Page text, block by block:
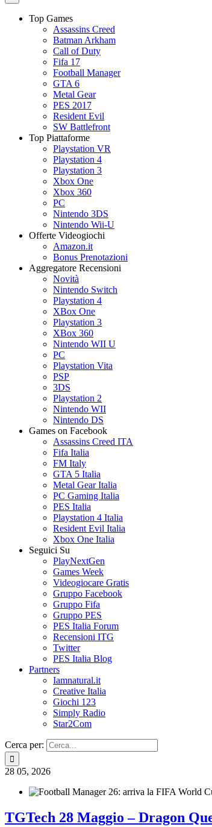
Top Games
Assassins Creed
Batman Arkham
Call of Duty
Fifa 17
Football Manager
GTA 6
Metal Gear
PES 2017
Resident Evil
SW Battlefront
Top Piattaforme
Playstation VR
Playstation 4
Playstation 3
Xbox One
Xbox 360
PC
Nintendo 3DS
Nintendo Wii-U
Offerte Videogiochi
Amazon.it
Bonus Prenotazioni
Aggregatore Recensioni
Novità
Nintendo Switch
Playstation 4
XBox One
Playstation 3
XBox 360
Nintendo WII U
PC
Playstation Vita
PSP
3DS
Playstation 2
Nintendo WII
Nintendo DS
Games on Facebook
Assassins Creed ITA
Fifa Italia
FM Italy
GTA 5 Italia
Metal Gear Italia
PC Gaming Italia
PES Italia
Playstation 4 Italia
Resident Evil Italia
Xbox One Italia
Seguici Su
PlayNextGen
Games Week
Videogiocare Gratis
Gruppo Facebook
Gruppo Fifa
Gruppo PES
PES Italia Forum
Recensioni ITG
Twitter
PES Italia Blog
Partners
Iamnatural.it
Creative Italia
Giochi 123
Simply Radio
Star2Com
Cerca per:
28 05, 2026
TGTech 28 Maggio – Dragon